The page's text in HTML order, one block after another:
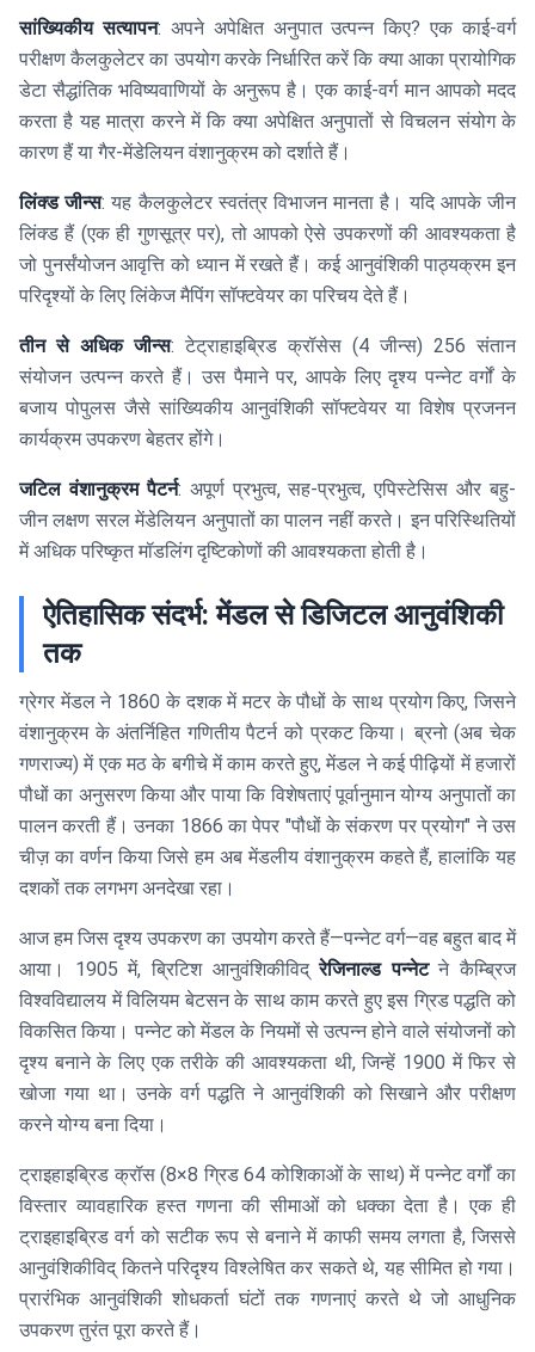
सांख्यिकीय सत्यापन: अपने अपेक्षित अनुपात उत्पन्न किए? एक काई-वर्ग
परीक्षण कैलकुलेटर का उपयोग करके निर्धारित करें कि क्या आका प्रायोगिक
डेटा सैद्धांतिक भविष्यवाणियों के अनुरूप है। एक काई-वर्ग मान आपको मदद
करता है यह मात्रा करने में कि क्या अपेक्षित अनुपातों से विचलन संयोग के
कारण हैं या गैर-मेंडेलियन वंशानुक्रम को दर्शाते हैं।
लिंक्ड जीन्स: यह कैलकुलेटर स्वतंत्र विभाजन मानता है। यदि आपके जीन
लिंक्ड हैं (एक ही गुणसूत्र पर), तो आपको ऐसे उपकरणों की आवश्यकता है
जो पुनर्संयोजन आवृत्ति को ध्यान में रखते हैं। कई आनुवंशिकी पाठ्यक्रम इन
परिदृश्यों के लिए लिंकेज मैपिंग सॉफ्टवेयर का परिचय देते हैं।
तीन से अधिक जीन्स: टेट्राहाइब्रिड क्रॉसेस (4 जीन्स) 256 संतान
संयोजन उत्पन्न करते हैं। उस पैमाने पर, आपके लिए दृश्य पन्नेट वर्गों के
बजाय पोपुलस जैसे सांख्यिकीय आनुवंशिकी सॉफ्टवेयर या विशेष प्रजनन
कार्यक्रम उपकरण बेहतर होंगे।
जटिल वंशानुक्रम पैटर्न: अपूर्ण प्रभुत्व, सह-प्रभुत्व, एपिस्टेसिस और बहु-
जीन लक्षण सरल मेंडेलियन अनुपातों का पालन नहीं करते। इन परिस्थितियों
में अधिक परिष्कृत मॉडलिंग दृष्टिकोणों की आवश्यकता होती है।
ऐतिहासिक संदर्भ: मेंडल से डिजिटल आनुवंशिकी
तक
ग्रेगर मेंडल ने 1860 के दशक में मटर के पौधों के साथ प्रयोग किए, जिसने
वंशानुक्रम के अंतर्निहित गणितीय पैटर्न को प्रकट किया। ब्रनो (अब चेक
गणराज्य) में एक मठ के बगीचे में काम करते हुए, मेंडल ने कई पीढ़ियों में हजारों
पौधों का अनुसरण किया और पाया कि विशेषताएं पूर्वानुमान योग्य अनुपातों का
पालन करती हैं। उनका 1866 का पेपर "पौधों के संकरण पर प्रयोग" ने उस
चीज़ का वर्णन किया जिसे हम अब मेंडलीय वंशानुक्रम कहते हैं, हालांकि यह
दशकों तक लगभग अनदेखा रहा।
आज हम जिस दृश्य उपकरण का उपयोग करते हैं—पन्नेट वर्ग—वह बहुत बाद में
आया। 1905 में, ब्रिटिश आनुवंशिकीविद्रेजिनाल्ड पन्नेटने कैम्ब्रिज
विश्वविद्यालय में विलियम बेटसन के साथ काम करते हुए इस ग्रिड पद्धति को
विकसित किया। पन्नेट को मेंडल के नियमों से उत्पन्न होने वाले संयोजनों को
दृश्य बनाने के लिए एक तरीके की आवश्यकता थी, जिन्हें 1900 में फिर से
खोजा गया था। उनके वर्ग पद्धति ने आनुवंशिकी को सिखाने और परीक्षण
करने योग्य बना दिया।
ट्राइहाइब्रिड क्रॉस (8×8 ग्रिड 64 कोशिकाओं के साथ) में पन्नेट वर्गों का
विस्तार व्यावहारिक हस्त गणना की सीमाओं को धक्का देता है। एक ही
ट्राइहाइब्रिड वर्ग को सटीक रूप से बनाने में काफी समय लगता है, जिससे
आनुवंशिकीविद् कितने परिदृश्य विश्लेषित कर सकते थे, यह सीमित हो गया।
प्रारंभिक आनुवंशिकी शोधकर्ता घंटों तक गणनाएं करते थे जो आधुनिक
उपकरण तुरंत पूरा करते हैं।